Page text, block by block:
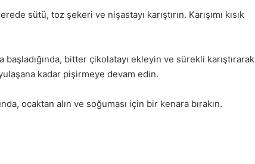
sütü, toz şekeri ve nişastayı karıştırın. Karışımı kısık
başladığında, bitter çikolatayı ekleyin ve sürekli karıştırarak
kadar pişirmeye devam edin.
ocaktan alın ve soğuması için bir kenara bırakın.